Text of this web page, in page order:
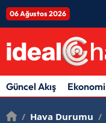
06 Ağustos 2026
Güncel Akış Ekonomi
/ Hava Durumu /